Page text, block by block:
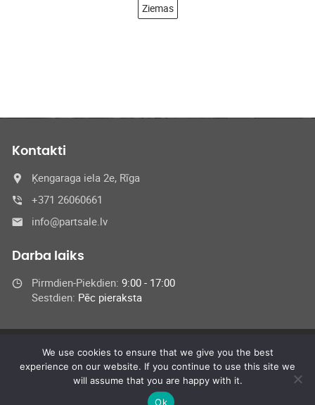
Ziemas
Kontakti
Ķengaraga iela 2e, Rīga
+371 26060661
info@partsale.lv
Darba laiks
Pirmdien-Piekdien: 9:00 - 17:00
Sestdien: Pēc pieraksta
© 2024 SIA Medel,
All Rights Reserved
We use cookies to ensure that we give you the best
experience on our website. If you continue to use this site we
will assume that you are happy with it.
Ok